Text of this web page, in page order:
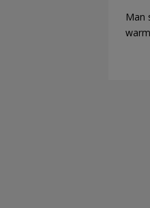
Man